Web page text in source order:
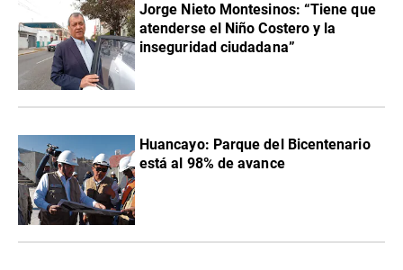
Jorge Nieto Montesinos: “Tiene que
atenderse el Niño Costero y la
inseguridad ciudadana”
Huancayo: Parque del Bicentenario
está al 98% de avance